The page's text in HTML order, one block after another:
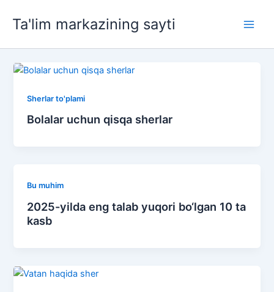
Ta'lim markazining sayti
Sherlar to'plami
Bolalar uchun qisqa sherlar
Bu muhim
2025-yilda eng talab yuqori bo‘lgan 10 ta
kasb